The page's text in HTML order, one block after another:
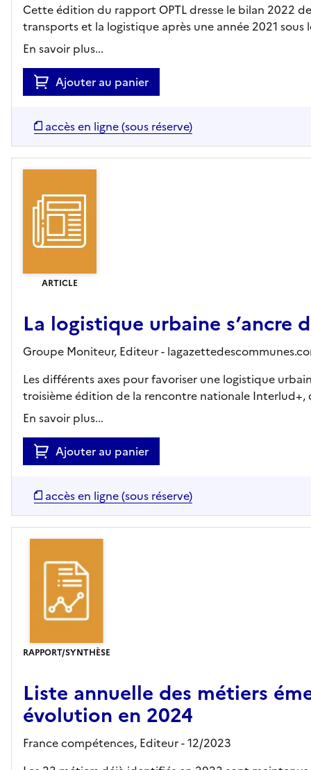
Cette édition du rapport OPTL dresse le bilan 2022
transports et la logistique après une année 2021 sous
En savoir plus...
Ajouter au panier
accès en ligne (sous réserve)
ARTICLE
La logistique urbaine s’ancre
Groupe Moniteur, Editeur-
Les différents axes pour favoriser une logistique
troisième édition de la rencontre nationale Interlud+,
En savoir plus...
Ajouter au panier
accès en ligne (sous réserve)
RAPPORT/SYNTHÈSE
Liste annuelle des métiers
évolution en 2024
France compétences, Editeur- 12/2023